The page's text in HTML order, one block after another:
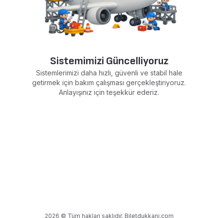
Sistemimizi Güncelliyoruz
Sistemlerimizi daha hızlı, güvenli ve stabil hale
getirmek için bakım çalışması gerçekleştiriyoruz.
Anlayışınız için teşekkür ederiz.
2026 © Tüm hakları saklıdır. Biletdukkani.com